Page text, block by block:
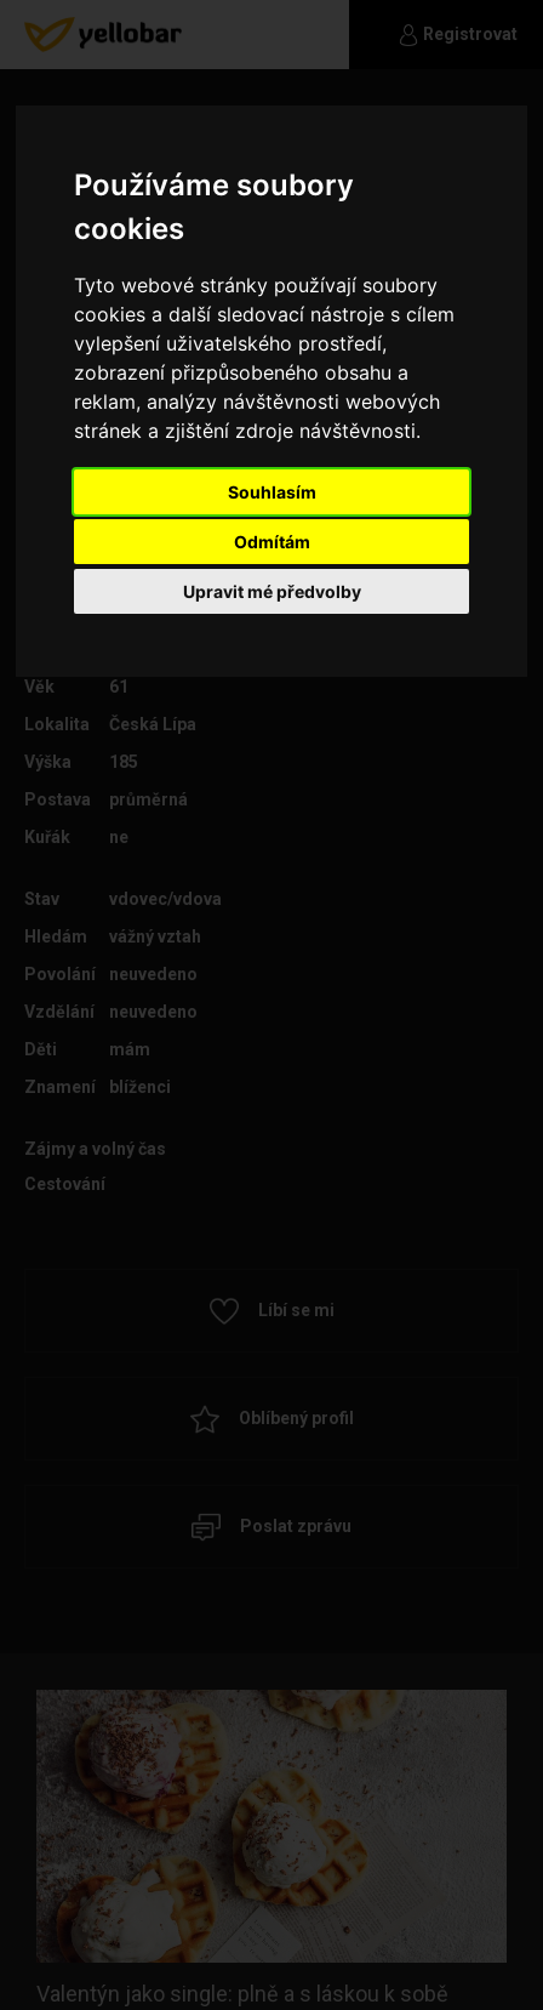
Používáme soubory
cookies
Tyto webové stránky používají soubory
cookies a další sledovací nástroje s cílem
vylepšení uživatelského prostředí,
zobrazení přizpůsobeného obsahu a
reklam, analýzy návštěvnosti webových
stránek a zjištění zdroje návštěvnosti.
Souhlasím
Odmítám
Upravit mé předvolby
Registrovat
bonwell
Jsem vdovec hledající hodnou ženu spíše štíhlou,
bydlím v podnájmu sám s třemi děvčaty 3,4 a 9
let které mám zatím v péči.
Věk
61
Lokalita
Česká Lípa
Výška
185
Postava
průměrná
Kuřák
ne
Stav
vdovec/vdova
Hledám
vážný vztah
Povolání
neuvedeno
Vzdělání
neuvedeno
Děti
mám
Znamení
blíženci
Zájmy a volný čas
Cestování
Líbí se mi
Oblíbený profil
Poslat zprávu
Valentýn jako single: plně a s láskou k sobě